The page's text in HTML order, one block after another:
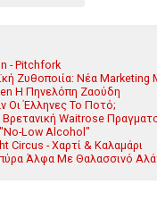
- Pitchfork
Ζυθοποιία: Νέα Marketing
Η Πηνελόπη Ζαούδη
Οι Έλληνες Το Ποτό;
Βρετανική Waitrose
Low Alcohol"
Circus - Χαρτί & Καλαμάρι
Άλφα Με Θαλασσινό